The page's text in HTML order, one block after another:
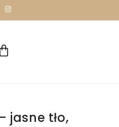
jasne tło,